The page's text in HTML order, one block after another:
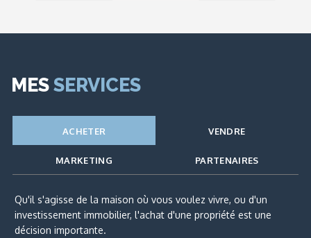
MESSERVICES
ACHETER VENDRE
MARKETING PARTENAIRES
Qu'il s'agisse de la maison où vous voulez vivre, ou d'un
investissement immobilier, l'achat d'une propriété est une
décision importante.